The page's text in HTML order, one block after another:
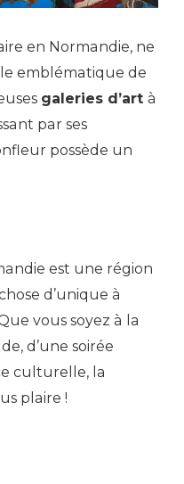
en Normandie, ne
emblématique de
galeries d’art à
par ses
possède un
est une région
d’unique à
vous soyez à la
d’une soirée
culturelle, la
plaire !